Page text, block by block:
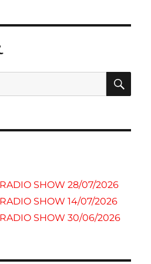
SHOW 28/07/2026
SHOW 14/07/2026
SHOW 30/06/2026